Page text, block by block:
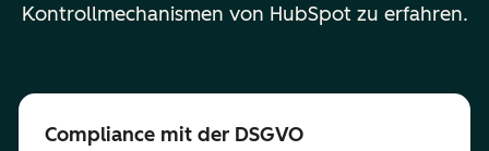
Kontrollmechanismen von HubSpot zu erfahren.
Compliance mit der DSGVO